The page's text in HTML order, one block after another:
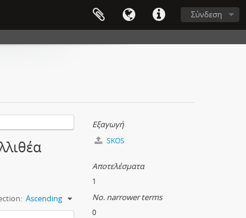
Σύνδεση
Ascending
Εξαγωγή
SKOS
Αποτελέσματα
1
No. narrower terms
0